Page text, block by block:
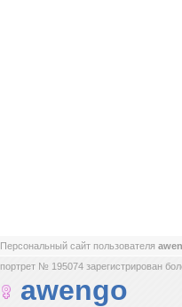
Персональный сайт пользователя
портрет № 195074 зарегистрирован
awengo